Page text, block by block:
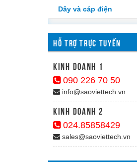
Dây và cáp điện
HỖ TRỢ TRỰC TUYẾN
kinh doanh 1
090 226 70 50
info@saoviettech.vn
Kinh doanh 2
024.85858429
sales@saoviettech.vn